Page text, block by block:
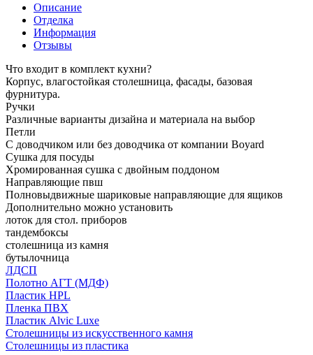
Описание
Отделка
Информация
Отзывы
Что входит в комплект кухни?
Корпус, влагостойкая столешница, фасады, базовая
фурнитура.
Ручки
Различные варианты дизайна и материала на выбор
Петли
С доводчиком или без доводчика от компании Boyard
Сушка для посуды
Хромированная сушка с двойным поддоном
Направляющие пвш
Полновыдвижные шариковые направляющие для ящиков
Дополнительно можно установить
лоток для стол. приборов
тандембоксы
столешница из камня
бутылочница
ЛДСП
Полотно АГТ (МДФ)
Пластик HPL
Пленка ПВХ
Пластик Alvic Luxe
Столешницы из искусственного камня
Столешницы из пластика